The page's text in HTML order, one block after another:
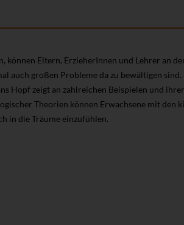
können Eltern, ErzieherInnen und Lehrer an
auch großen Probleme da zu bewältigen sind.
Hopf zeigt an zahlreichen Beispielen und ihrer
Theorien können Erwachsene mit den
in die Träume einzufühlen.